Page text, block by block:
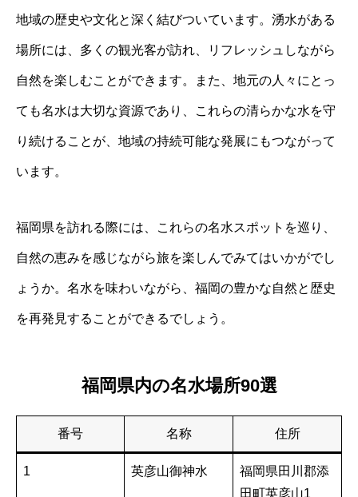
地域の歴史や文化と深く結びついています。湧水がある
場所には、多くの観光客が訪れ、リフレッシュしながら
自然を楽しむことができます。また、地元の人々にとっ
ても名水は大切な資源であり、これらの清らかな水を守
り続けることが、地域の持続可能な発展にもつながって
います。
福岡県を訪れる際には、これらの名水スポットを巡り、
自然の恵みを感じながら旅を楽しんでみてはいかがでし
ょうか。名水を味わいながら、福岡の豊かな自然と歴史
を再発見することができるでしょう。
福岡県内の名水場所90選
番号 名称 住所
1 英彦山御神水
福岡県田川郡添
田町英彦山1